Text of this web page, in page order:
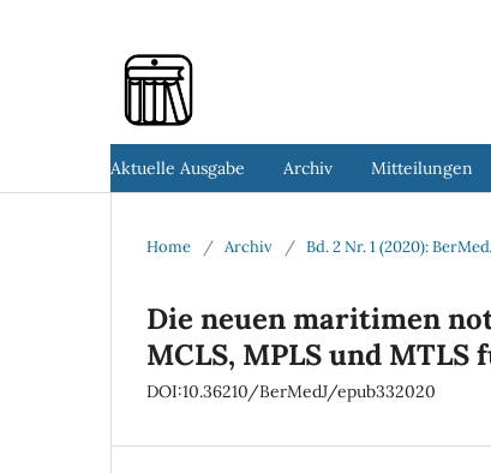
Aktuelle Ausgabe Archiv Mitteilungen
Home / Archiv / Bd. 2 Nr. 1 (2020):
Die neuen maritimen
MCLS, MPLS und
DOI:10.36210/BerMedJ/epub332020